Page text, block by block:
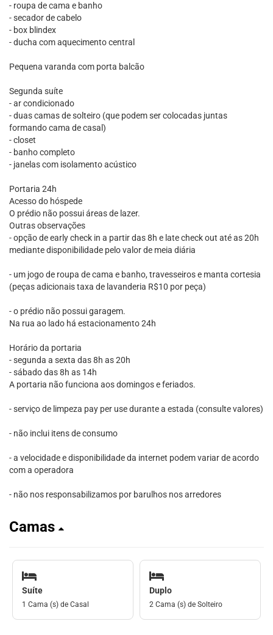
- roupa de cama e banho
- secador de cabelo
- box blindex
- ducha com aquecimento central
Pequena varanda com porta balcão
Segunda suíte
- ar condicionado
- duas camas de solteiro (que podem ser colocadas juntas
formando cama de casal)
- closet
- banho completo
- janelas com isolamento acústico
Portaria 24h
Acesso do hóspede
O prédio não possui áreas de lazer.
Outras observações
- opção de early check in a partir das 8h e late check out até as 20h
mediante disponibilidade pelo valor de meia diária
- um jogo de roupa de cama e banho, travesseiros e manta cortesia
(peças adicionais taxa de lavanderia R$10 por peça)
- o prédio não possui garagem.
Na rua ao lado há estacionamento 24h
Horário da portaria
- segunda a sexta das 8h as 20h
- sábado das 8h as 14h
A portaria não funciona aos domingos e feriados.
- serviço de limpeza pay per use durante a estada (consulte valores)
- não inclui itens de consumo
- a velocidade e disponibilidade da internet podem variar de acordo
com a operadora
- não nos responsabilizamos por barulhos nos arredores
Camas
Suíte
1 Cama (s) de Casal
Duplo
2 Cama (s) de Solteiro